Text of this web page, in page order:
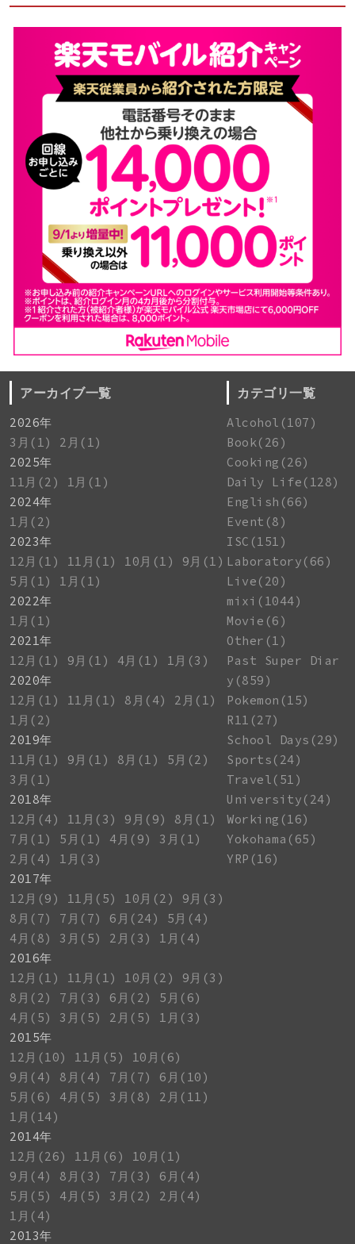
アーカイブ一覧
2026年
3月(1)
2月(1)
2025年
11月(2)
1月(1)
2024年
1月(2)
2023年
12月(1)
11月(1) 10月(1)
9月(1)
5月(1)
1月(1)
2022年
1月(1)
2021年
12月(1)
9月(1) 4月(1)
1月(3)
2020年
12月(1)
11月(1) 8月(4)
2月(1)
1月(2)
2019年
11月(1)
9月(1) 8月(1)
5月(2)
3月(1)
2018年
12月(4)
11月(3) 9月(9)
8月(1)
7月(1)
5月(1) 4月(9)
3月(1)
2月(4)
1月(3)
2017年
12月(9)
11月(5) 10月(2)
9月(3)
8月(7)
7月(7) 6月(24)
5月(4)
4月(8)
3月(5) 2月(3)
1月(4)
2016年
12月(1)
11月(1) 10月(2)
9月(3)
8月(2)
7月(3) 6月(2)
5月(6)
4月(5)
3月(5) 2月(5)
1月(3)
2015年
12月(10)
11月(5)
10月(6)
9月(4)
8月(4) 7月(7)
6月(10)
5月(6)
4月(5) 3月(8)
2月(11)
1月(14)
2014年
12月(26)
11月(6)
10月(1)
9月(4)
8月(3) 7月(3)
6月(4)
5月(5)
4月(5) 3月(2)
2月(4)
1月(4)
2013年
カテゴリ一覧
Alcohol(107)
Book(26)
Cooking(26)
Daily Life(128)
English(66)
Event(8)
ISC(151)
Laboratory(66)
Live(20)
mixi(1044)
Movie(6)
Other(1)
Past Super Diar
y(859)
Pokemon(15)
R11(27)
School Days(29)
Sports(24)
Travel(51)
University(24)
Working(16)
Yokohama(65)
YRP(16)